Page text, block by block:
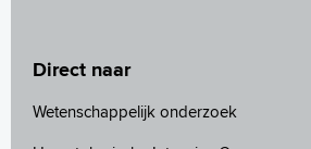
Direct naar
Wetenschappelijk onderzoek